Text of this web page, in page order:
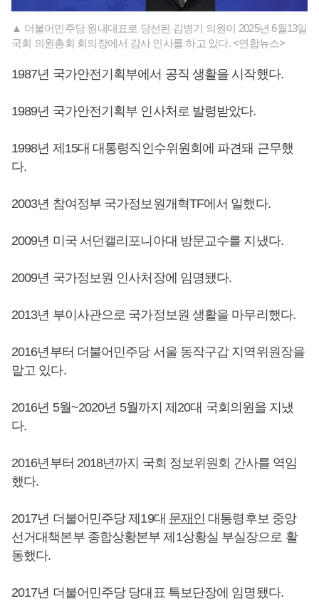
▲ 더불어민주당 원내대표로 당선된 김병기 의원이 2025년 6월13일
국회 의원총회 회의장에서 감사 인사를 하고 있다. <연합뉴스>
1987년 국가안전기획부에서 공직 생활을 시작했다.
1989년 국가안전기획부 인사처로 발령받았다.
1998년 제15대 대통령직인수위원회에 파견돼 근무했
다.
2003년 참여정부 국가정보원개혁TF에서 일했다.
2009년 미국 서던캘리포니아대 방문교수를 지냈다.
2009년 국가정보원 인사처장에 임명됐다.
2013년 부이사관으로 국가정보원 생활을 마무리했다.
2016년부터 더불어민주당 서울 동작구갑 지역위원장을
맡고 있다.
2016년 5월~2020년 5월까지 제20대 국회의원을 지냈
다.
2016년부터 2018년까지 국회 정보위원회 간사를 역임
했다.
2017년 더불어민주당 제19대 문재인 대통령후보 중앙
선거대책본부 종합상황본부 제1상황실 부실장으로 활
동했다.
2017년 더불어민주당 당대표 특보단장에 임명됐다.